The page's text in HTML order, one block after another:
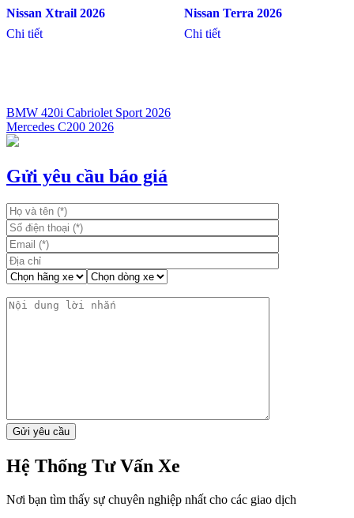
Nissan Xtrail 2026
Chi tiết
Nissan Terra 2026
Chi tiết
Điều
hướng
bài
BMW 420i Cabriolet Sport 2026
Mercedes C200 2026
Gửi yêu cầu báo giá
Hệ Thống Tư Vấn Xe
Nơi bạn tìm thấy sự chuyên nghiệp nhất cho các giao dịch